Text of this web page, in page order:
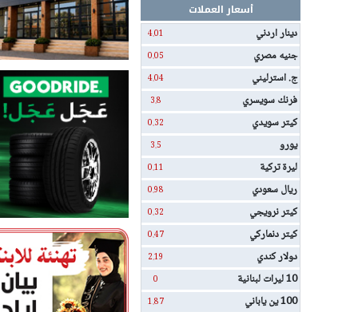
أسعار العملات
دينار اردني
4.01
جنيه مصري 0.05
ج. استرليني 4.04
فرنك سويسري 3.8
كيتر سويدي 0.32
يورو 3.5
ليرة تركية 0.11
ريال سعودي 0.98
كيتر نرويجي 0.32
كيتر دنماركي 0.47
دولار كندي 2.19
10 ليرات لبنانية 0
100 ين ياباني 1.87